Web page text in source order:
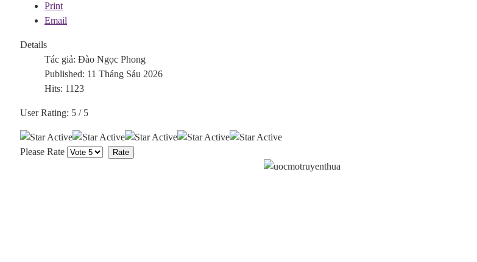
Print
Email
Details
Tác giả: Đào Ngọc Phong
Published: 11 Tháng Sáu 2026
Hits: 1123
User Rating: 5 / 5
Please Rate